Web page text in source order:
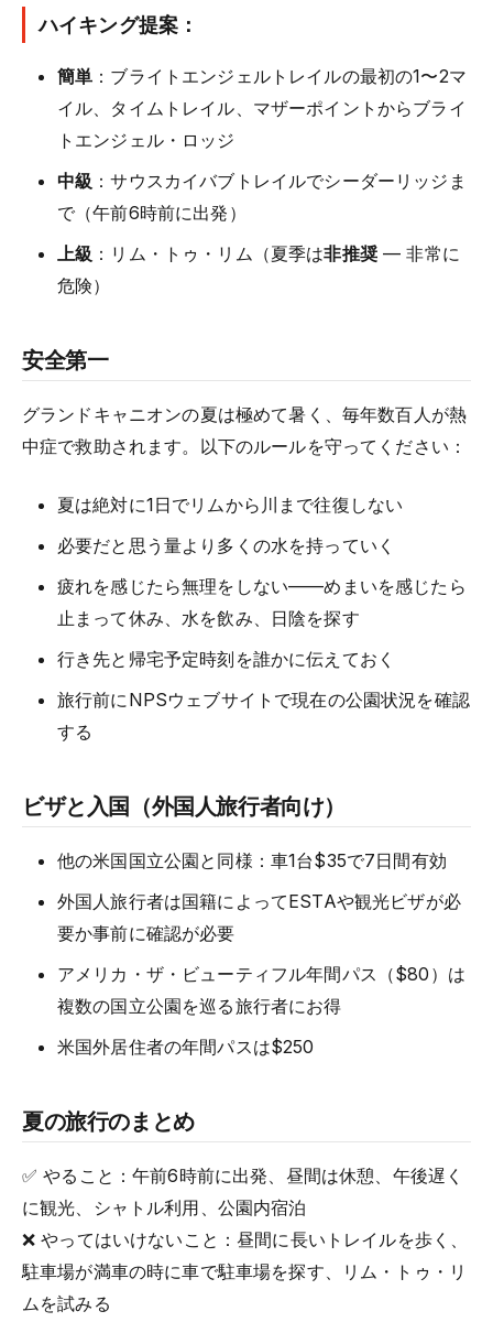
ハイキング提案：
簡単 ：ブライトエンジェルトレイルの最初の1〜2マ
イル、タイムトレイル、マザーポイントからブライ
トエンジェル・ロッジ
中級 ：サウスカイバブトレイルでシーダーリッジま
で（午前6時前に出発）
上級 ：リム・トゥ・リム（夏季は非推奨— 非常に
危険）
安全第一
グランドキャニオンの夏は極めて暑く、毎年数百人が熱
中症で救助されます。以下のルールを守ってください：
夏は絶対に1日でリムから川まで往復しない
必要だと思う量より多くの水を持っていく
疲れを感じたら無理をしない——めまいを感じたら
止まって休み、水を飲み、日陰を探す
行き先と帰宅予定時刻を誰かに伝えておく
旅行前にNPSウェブサイトで現在の公園状況を確認
する
ビザと入国（外国人旅行者向け）
他の米国国立公園と同様：車1台$35で7日間有効
外国人旅行者は国籍によってESTAや観光ビザが必
要か事前に確認が必要
アメリカ・ザ・ビューティフル年間パス（$80）は
複数の国立公園を巡る旅行者にお得
米国外居住者の年間パスは$250
夏の旅行のまとめ
✅ やること：午前6時前に出発、昼間は休憩、午後遅く
に観光、シャトル利用、公園内宿泊
❌ やってはいけないこと：昼間に長いトレイルを歩く、
駐車場が満車の時に車で駐車場を探す、リム・トゥ・リ
ムを試みる